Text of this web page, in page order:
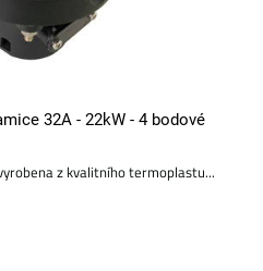
32A - 22kW - 4 bodové
z kvalitního termoplastu...